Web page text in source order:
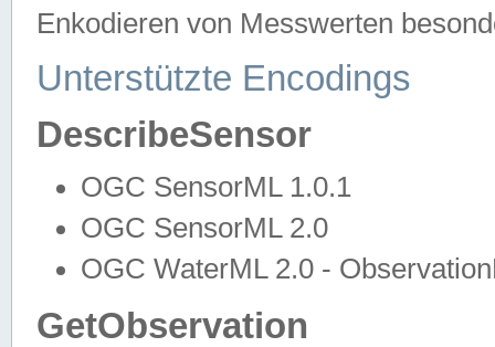
Enkodieren von Messwerten
Unterstützte Encodings
DescribeSensor
OGC SensorML 1.0.1
OGC SensorML 2.0
OGC WaterML 2.0 -
GetObservation